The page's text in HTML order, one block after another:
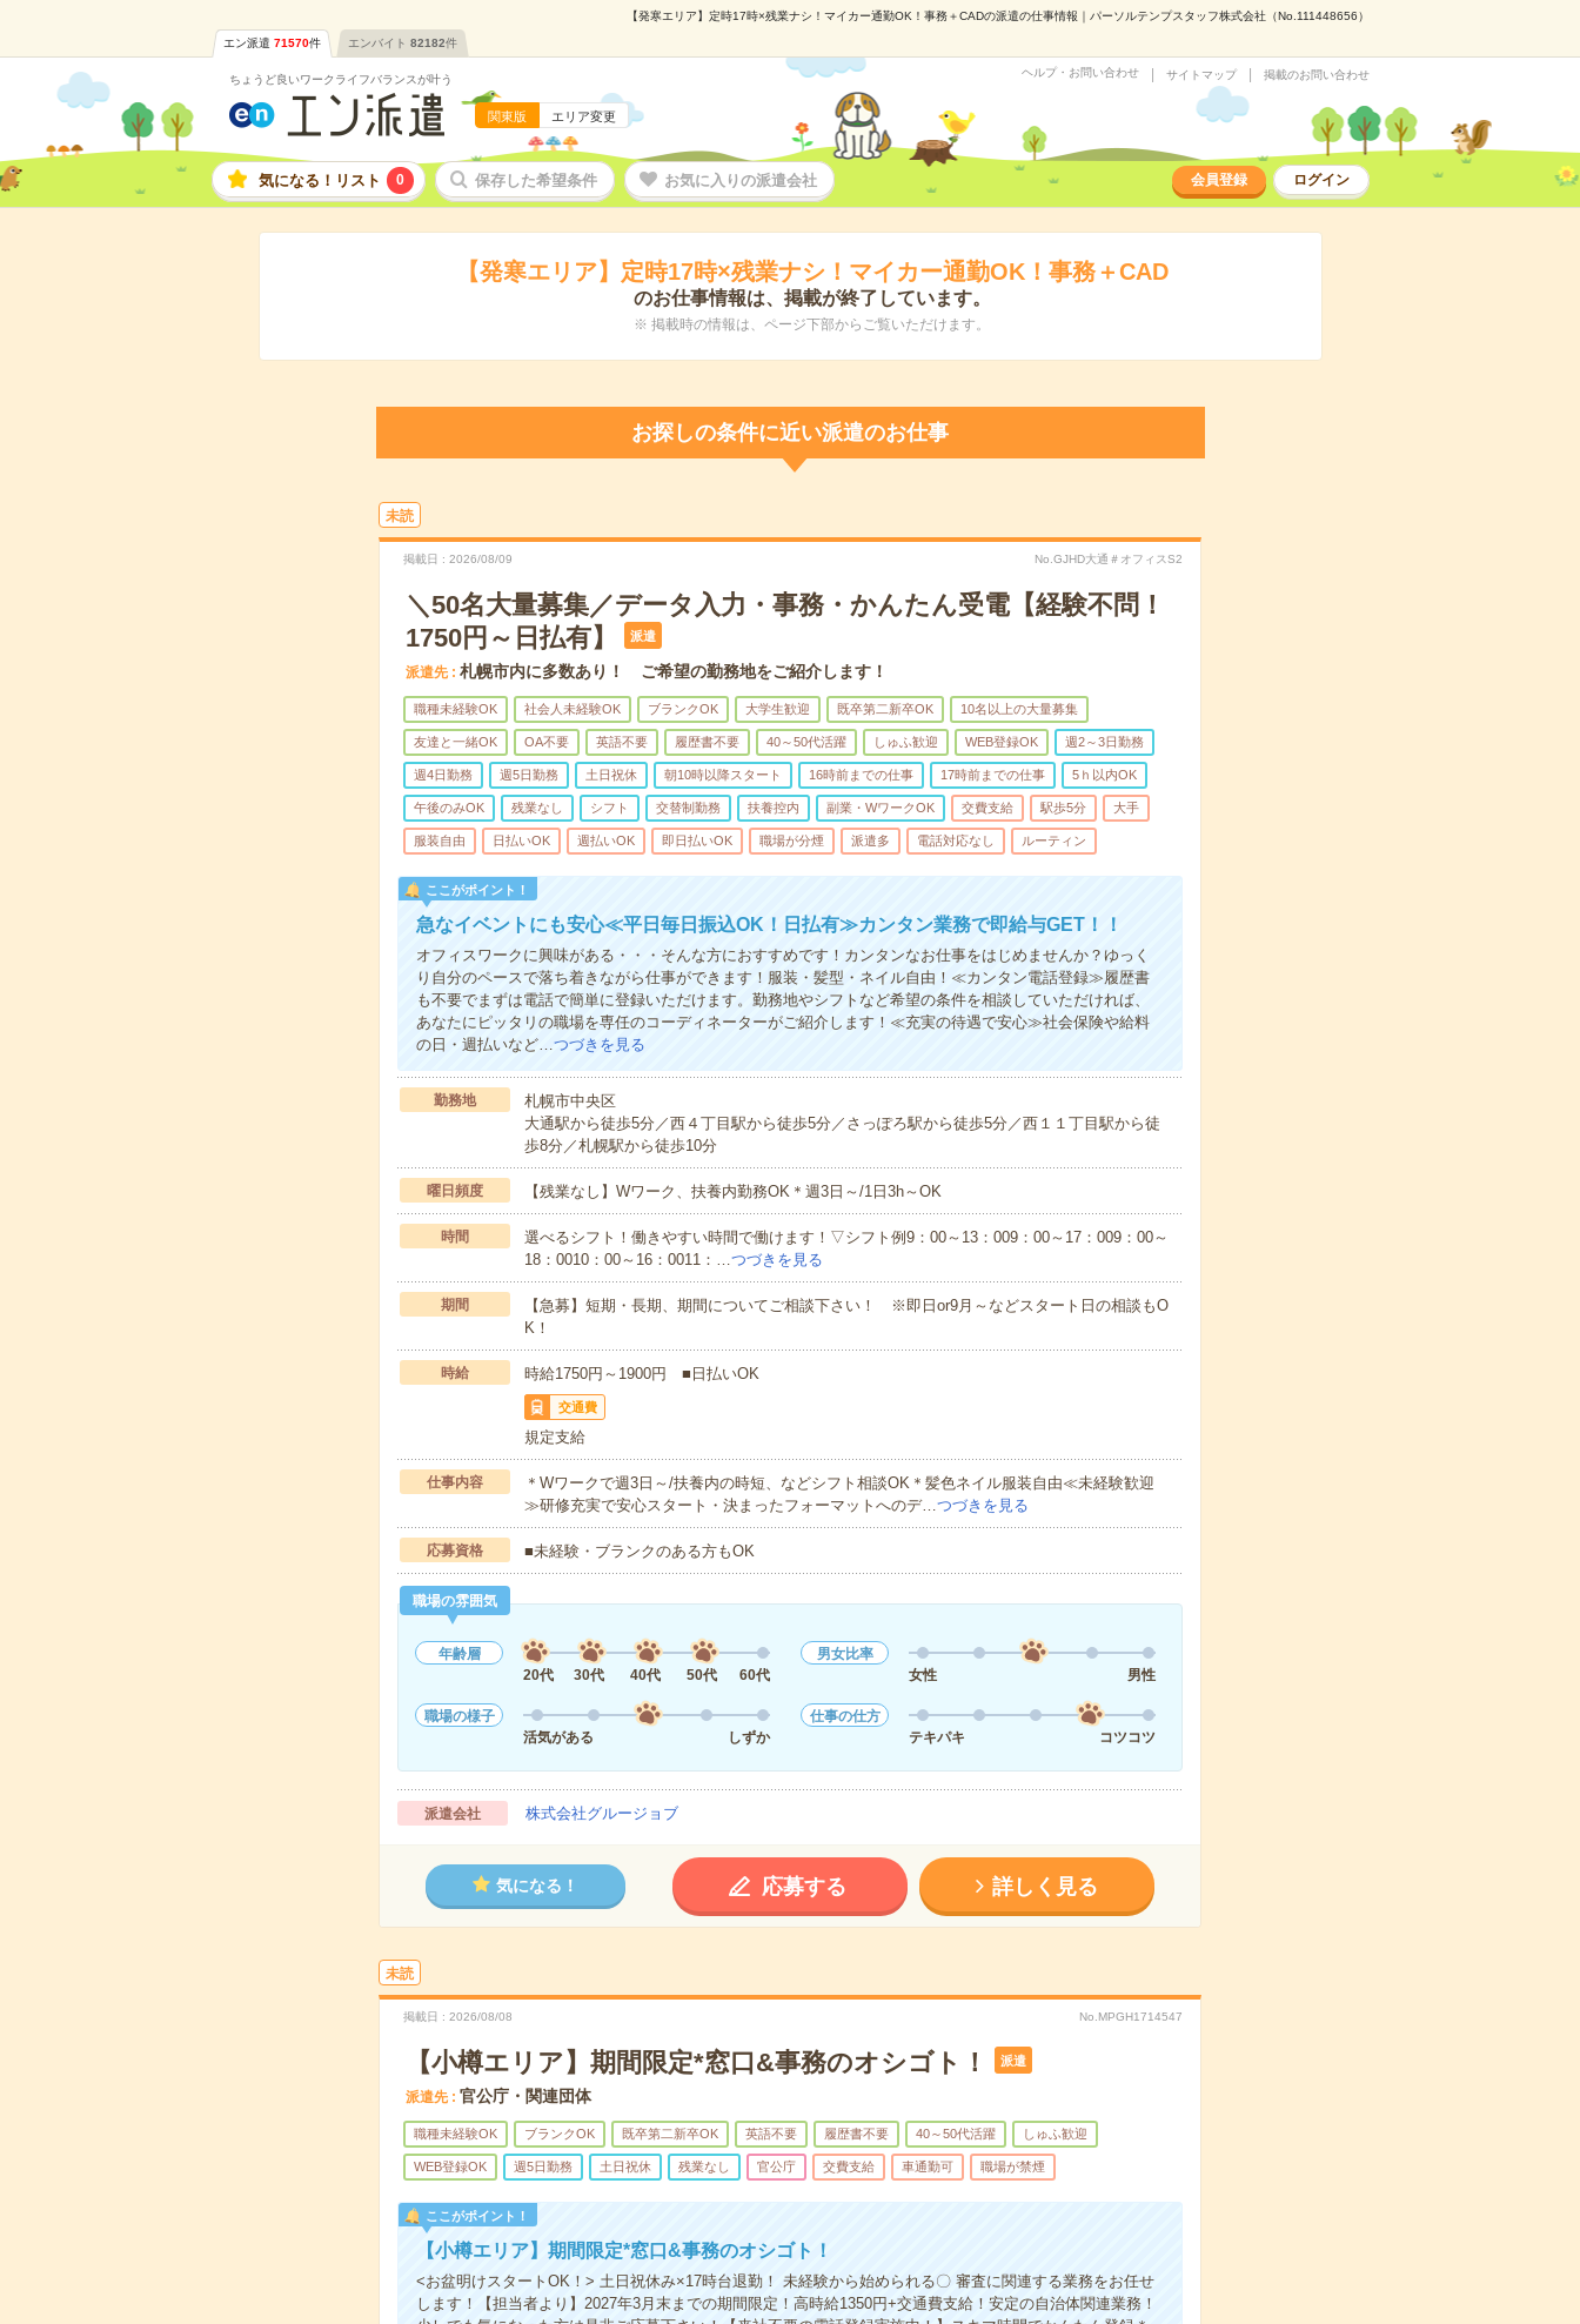
【発寒エリア】定時17時×残業ナシ！マイカー通勤OK！事務＋CADの派遣の仕事情報｜パーソルテンプスタッフ株式会社（No.111448656）
エン派遣 71570件 エンバイト 82182件
ちょうど良いワークライフバランスが叶う
関東版 エリア変更
ヘルプ・お問い合わせ サイトマップ 掲載のお問い合わせ
気になる！リスト 0 保存した希望条件 お気に入りの派遣会社 会員登録 ログイン
【発寒エリア】定時17時×残業ナシ！マイカー通勤OK！事務＋CAD
のお仕事情報は、掲載が終了しています。
※ 掲載時の情報は、ページ下部からご覧いただけます。
お探しの条件に近い派遣のお仕事
未読
掲載日 2026/08/09 No.GJHD大通＃オフィスS2
＼50名大量募集／データ入力・事務・かんたん受電【経験不問！
1750円～日払有】
派遣
派遣先 札幌市内に多数あり！ ご希望の勤務地をご紹介します！
職種未経験OK 社会人未経験OK ブランクOK 大学生歓迎 既卒第二新卒OK 10名以上の大量募集
友達と一緒OK OA不要 英語不要 履歴書不要 40～50代活躍 しゅふ歓迎 WEB登録OK 週2～3日勤務
週4日勤務 週5日勤務 土日祝休 朝10時以降スタート 16時前までの仕事 17時前までの仕事 5ｈ以内OK
午後のみOK 残業なし シフト 交替制勤務 扶養控内 副業・WワークOK 交費支給 駅歩5分 大手
服装自由 日払いOK 週払いOK 即日払いOK 職場が分煙 派遣多 電話対応なし ルーティン
ここがポイント！
急なイベントにも安心≪平日毎日振込OK！日払有≫カンタン業務で即給与GET！！
オフィスワークに興味がある・・・そんな方におすすめです！カンタンなお仕事をはじめませんか？ゆっく
り自分のペースで落ち着きながら仕事ができます！服装・髪型・ネイル自由！≪カンタン電話登録≫履歴書
も不要でまずは電話で簡単に登録いただけます。勤務地やシフトなど希望の条件を相談していただければ、
あなたにピッタリの職場を専任のコーディネーターがご紹介します！≪充実の待遇で安心≫社会保険や給料
の日・週払いなど…つづきを見る
勤務地
札幌市中央区
大通駅から徒歩5分／西４丁目駅から徒歩5分／さっぽろ駅から徒歩5分／西１１丁目駅から徒
歩8分／札幌駅から徒歩10分
曜日頻度 【残業なし】Wワーク、扶養内勤務OK＊週3日～/1日3h～OK
時間
選べるシフト！働きやすい時間で働けます！▽シフト例9：00～13：009：00～17：009：00～
18：0010：00～16：0011：…つづきを見る
期間
【急募】短期・長期、期間についてご相談下さい！ ※即日or9月～などスタート日の相談もO
K！
時給 時給1750円～1900円 ■日払いOK
交通費
規定支給
仕事内容
＊Wワークで週3日～/扶養内の時短、などシフト相談OK＊髪色ネイル服装自由≪未経験歓迎
≫研修充実で安心スタート・決まったフォーマットへのデ…つづきを見る
応募資格 ■未経験・ブランクのある方もOK
職場の雰囲気
年齢層
20代
30代 40代 50代 60代
男女比率
女性
男性
職場の様子
活気がある
しずか
仕事の仕方
テキパキ
コツコツ
派遣会社 株式会社グルージョブ
気になる！ 応募する 詳しく見る
未読
掲載日 2026/08/08 No.MPGH1714547
【小樽エリア】期間限定*窓口&事務のオシゴト！ 派遣
派遣先 官公庁・関連団体
職種未経験OK ブランクOK 既卒第二新卒OK 英語不要 履歴書不要 40～50代活躍 しゅふ歓迎
WEB登録OK 週5日勤務 土日祝休 残業なし 官公庁 交費支給 車通勤可 職場が禁煙
ここがポイント！
【小樽エリア】期間限定*窓口&事務のオシゴト！
<お盆明けスタートOK！> 土日祝休み×17時台退勤！ 未経験から始められる〇 審査に関連する業務をお任せ
します！【担当者より】2027年3月末までの期間限定！高時給1350円+交通費支給！安定の自治体関連業務！